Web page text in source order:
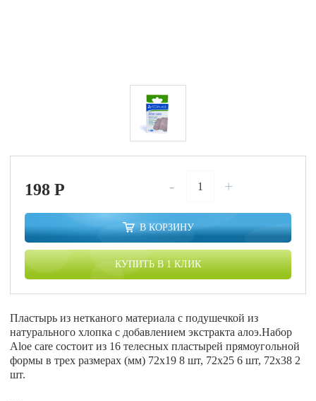
198P - +
В КОРЗИНУ
КУПИТЬ В 1 КЛИК
Пластырь из нетканого материала с подушечкой из
натурального хлопка с добавлением экстракта алоэ.Набор
Aloe care состоит из 16 телесных пластырей прямоугольной
формы в трех размерах (мм) 72х19 8 шт, 72х25 6 шт, 72х38 2
шт.